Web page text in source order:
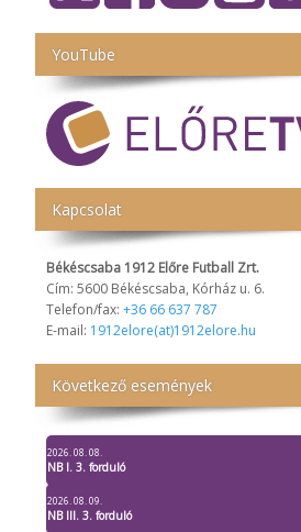
YouTube
Kapcsolat
Békéscsaba 1912 Előre Futball Zrt.
Cím: 5600 Békéscsaba, Kórház u. 6.
Telefon/fax: +36 66 637 787
E-mail: 1912elore(at)1912elore.hu
Következő események
2026. 08. 08.
NB I. 3. forduló
2026. 08. 09.
NB III. 3. forduló